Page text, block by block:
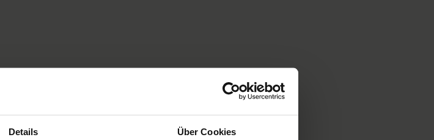
Details Über Cookies